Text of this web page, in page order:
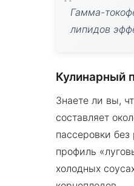
Гамма-
липидов
Кулинарный
Знаете ли вы,
составляет
пассеровки
профиль
холодных